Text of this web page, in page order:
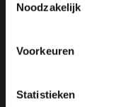
Noodzakelijk
Voorkeuren
Statistieken
Mani
bevorderen en klachten
ons? Stuur een e-mail